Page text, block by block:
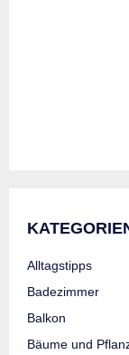
Alltagstipps
Badezimmer
Balkon
Bäume und